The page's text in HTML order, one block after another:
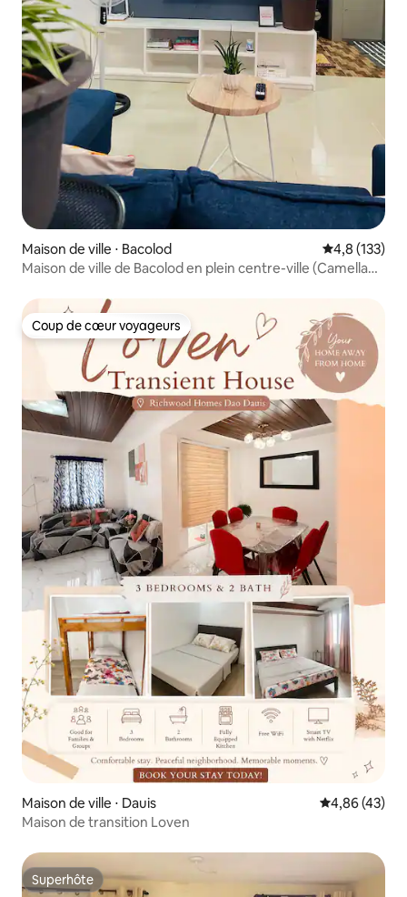
Maison de ville ⋅ Bacolod Évaluation
4,8 (133)
Maison de ville de Bacolod en plein centre-ville (Camella
Coup de cœur voyageurs
Coup de cœur voyageurs
Maison de ville ⋅ Dauis Évaluation
4,86 (43)
Maison de transition Loven
Superhôte
Superhôte